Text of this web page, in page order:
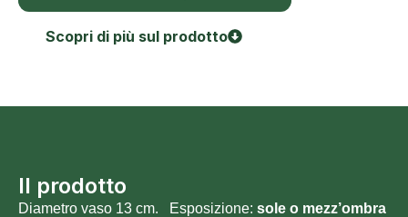
Scopri di più sul prodotto
Il prodotto
Diametro vaso 13 cm. Esposizione: sole o mezz’ombra